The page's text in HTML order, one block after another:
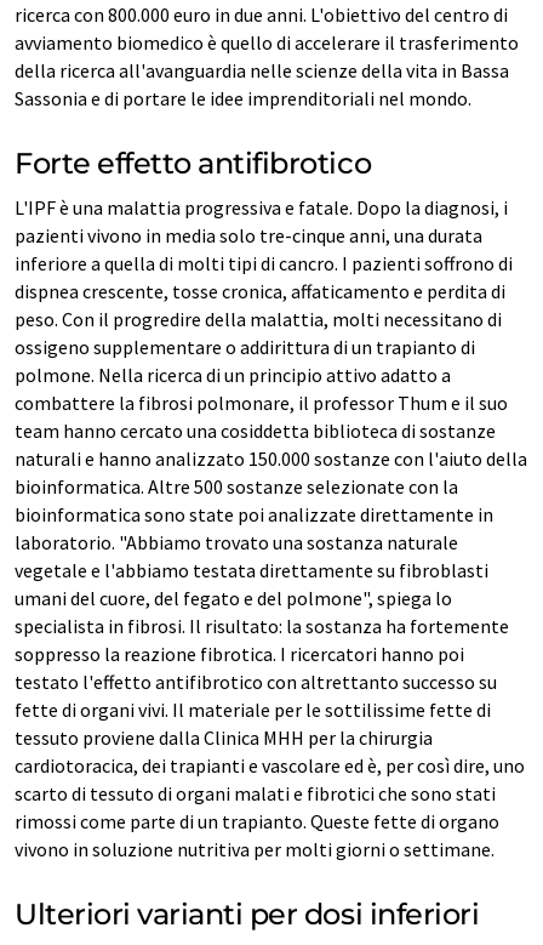
ricerca con 800.000 euro in due anni. L'obiettivo del centro di
avviamento biomedico è quello di accelerare il trasferimento
della ricerca all'avanguardia nelle scienze della vita in Bassa
Sassonia e di portare le idee imprenditoriali nel mondo.
Forte effetto antifibrotico
L'IPF è una malattia progressiva e fatale. Dopo la diagnosi, i
pazienti vivono in media solo tre-cinque anni, una durata
inferiore a quella di molti tipi di cancro. I pazienti soffrono di
dispnea crescente, tosse cronica, affaticamento e perdita di
peso. Con il progredire della malattia, molti necessitano di
ossigeno supplementare o addirittura di un trapianto di
polmone. Nella ricerca di un principio attivo adatto a
combattere la fibrosi polmonare, il professor Thum e il suo
team hanno cercato una cosiddetta biblioteca di sostanze
naturali e hanno analizzato 150.000 sostanze con l'aiuto della
bioinformatica. Altre 500 sostanze selezionate con la
bioinformatica sono state poi analizzate direttamente in
laboratorio. "Abbiamo trovato una sostanza naturale
vegetale e l'abbiamo testata direttamente su fibroblasti
umani del cuore, del fegato e del polmone", spiega lo
specialista in fibrosi. Il risultato: la sostanza ha fortemente
soppresso la reazione fibrotica. I ricercatori hanno poi
testato l'effetto antifibrotico con altrettanto successo su
fette di organi vivi. Il materiale per le sottilissime fette di
tessuto proviene dalla Clinica MHH per la chirurgia
cardiotoracica, dei trapianti e vascolare ed è, per così dire, uno
scarto di tessuto di organi malati e fibrotici che sono stati
rimossi come parte di un trapianto. Queste fette di organo
vivono in soluzione nutritiva per molti giorni o settimane.
Ulteriori varianti per dosi inferiori